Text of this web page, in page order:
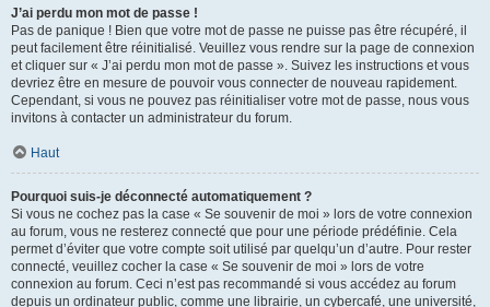
J’ai perdu mon mot de passe !
Pas de panique ! Bien que votre mot de passe ne puisse pas être récupéré, il
peut facilement être réinitialisé. Veuillez vous rendre sur la page de connexion
et cliquer sur « J’ai perdu mon mot de passe ». Suivez les instructions et vous
devriez être en mesure de pouvoir vous connecter de nouveau rapidement.
Cependant, si vous ne pouvez pas réinitialiser votre mot de passe, nous vous
invitons à contacter un administrateur du forum.
Haut
Pourquoi suis-je déconnecté automatiquement ?
Si vous ne cochez pas la case « Se souvenir de moi » lors de votre connexion
au forum, vous ne resterez connecté que pour une période prédéfinie. Cela
permet d’éviter que votre compte soit utilisé par quelqu’un d’autre. Pour rester
connecté, veuillez cocher la case « Se souvenir de moi » lors de votre
connexion au forum. Ceci n’est pas recommandé si vous accédez au forum
depuis un ordinateur public, comme une librairie, un cybercafé, une université,